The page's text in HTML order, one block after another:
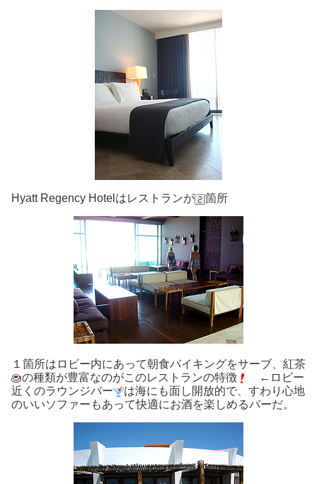
Hyatt Regency Hotelはレストランが 箇所
１箇所はロビー内にあって朝食バイキングをサーブ、紅茶
の種類が豊富なのがこのレストランの特徴
←ロビー
近くのラウンジバー
は海にも面し開放的で、すわり心地
のいいソファーもあって快適にお酒を楽しめるバーだ。